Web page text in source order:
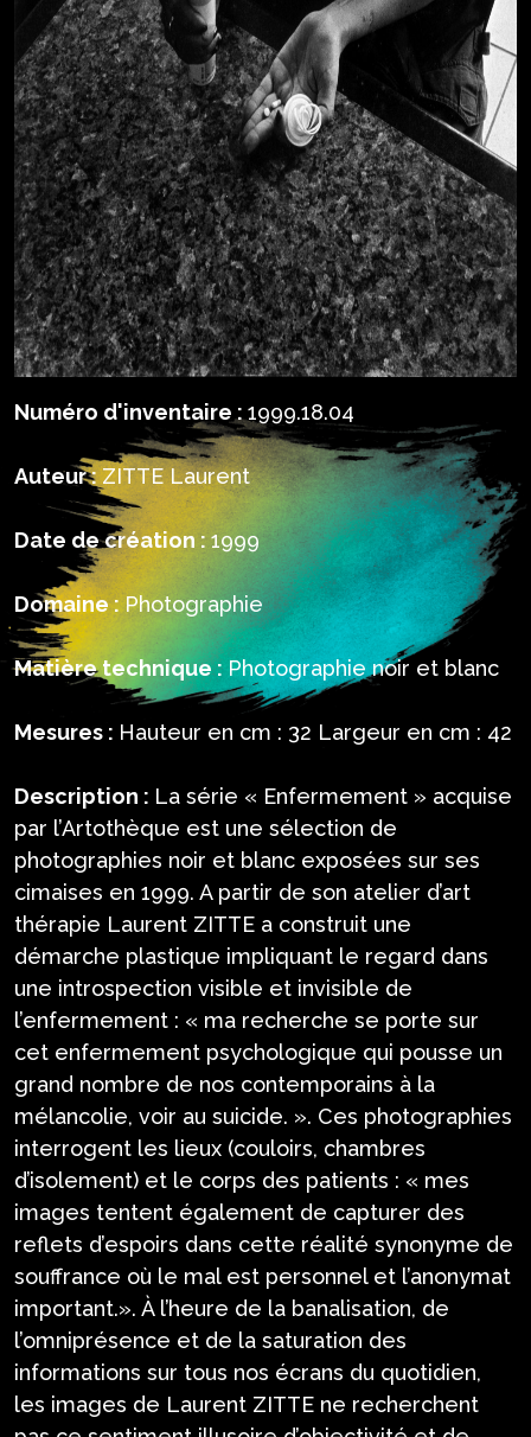
Numéro d'inventaire : 1999.18.04
Auteur : ZITTE Laurent
Date de création : 1999
Domaine : Photographie
Matière technique : Photographie noir et blanc
Mesures : Hauteur en cm : 32 Largeur en cm : 42
Description : La série « Enfermement » acquise
par l’Artothèque est une sélection de
photographies noir et blanc exposées sur ses
cimaises en 1999. A partir de son atelier d’art
thérapie Laurent ZITTE a construit une
démarche plastique impliquant le regard dans
une introspection visible et invisible de
l’enfermement : « ma recherche se porte sur
cet enfermement psychologique qui pousse un
grand nombre de nos contemporains à la
mélancolie, voir au suicide. ». Ces photographies
interrogent les lieux (couloirs, chambres
d’isolement) et le corps des patients : « mes
images tentent également de capturer des
reflets d’espoirs dans cette réalité synonyme de
souffrance où le mal est personnel et l’anonymat
important.». À l’heure de la banalisation, de
l’omniprésence et de la saturation des
informations sur tous nos écrans du quotidien,
les images de Laurent ZITTE ne recherchent